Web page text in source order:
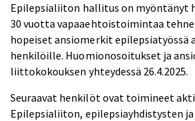
Epilepsialiiton hallitus on myöntänyt
30 vuotta vapaaehtoistoimintaa
hopeiset ansiomerkit epilepsiatyössä
henkilöille. Huomionosoitukset ja
liittokokouksen yhteydessä 26.4.2025.
Seuraavat henkilöt ovat toimineet
Epilepsialiiton, epilepsiayhdistysten